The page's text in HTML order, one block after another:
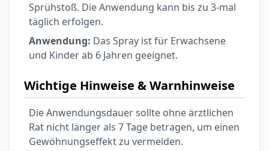
Sprühstoß. Die Anwendung kann bis zu 3-mal
täglich erfolgen.
Anwendung: Das Spray ist für Erwachsene
und Kinder ab 6 Jahren geeignet.
Wichtige Hinweise & Warnhinweise
Die Anwendungsdauer sollte ohne ärztlichen
Rat nicht länger als 7 Tage betragen, um einen
Gewöhnungseffekt zu vermeiden.